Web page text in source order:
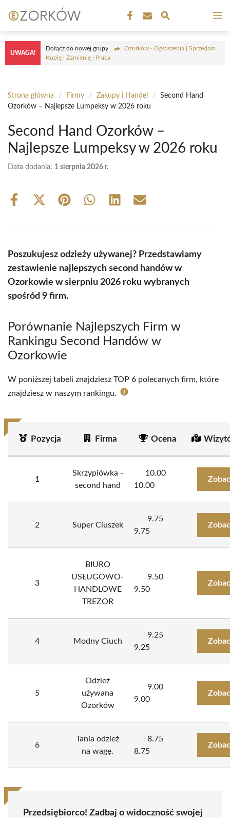
do
treści
UWAGA!
Dołącz do nowej grupy
Ozorków - Ogłoszenia | Sprzedam |
Kupię | Zamienię | Praca
Strona główna / Firmy / Zakupy i Handel /
Second Hand
Ozorków – Najlepsze Lumpeksy w 2026 roku
Second Hand Ozorków –
Najlepsze Lumpeksy w 2026 roku
Data dodania: 1 sierpnia 2026 r.
Share
Share
(Twitter)
Share Share Share Share
Poszukujesz odzieży używanej? Przedstawiamy
zestawienie najlepszych second handów w
Ozorkowie w sierpniu 2026 roku wybranych
spośród 9 firm.
Porównanie Najlepszych Firm w
Rankingu Second Handów w
Ozorkowie
W poniższej tabeli znajdziesz TOP 6 polecanych firm, które
znajdziesz w naszym rankingu.
Pozycja Firma Ocena
1
Skrzypiówka -
second hand
10.00
10.00
2 Super Ciuszek
9.75
9.75
3
BIURO
USŁUGOWO-
HANDLOWE
TREZOR
9.50
9.50
4 Modny Ciuch
9.25
9.25
5
Odzież
używana
Ozorków
9.00
9.00
6
Tania odzież
na wagę.
8.75
8.75
Przedsiębiorco! Zadbaj o widoczność swojej